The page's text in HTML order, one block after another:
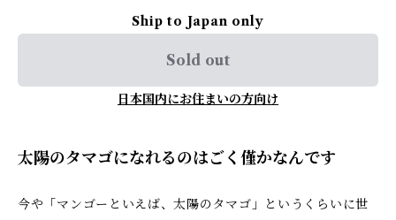
Ship to Japan only
Sold out
日本国内にお住まいの方向け
太陽のタマゴになれるのはごく僅かなんです
今や「マンゴーといえば、太陽のタマゴ」というくらいに世